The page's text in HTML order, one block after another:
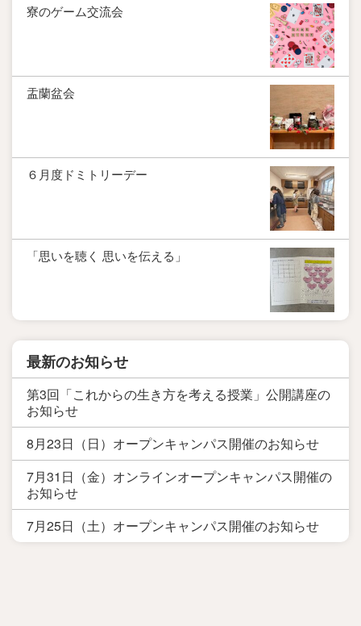
寮のゲーム交流会
盂蘭盆会
６月度ドミトリーデー
「思いを聴く 思いを伝える」
最新のお知らせ
第3回「これからの生き方を考える授業」公開講座の
お知らせ
8月23日（日）オープンキャンパス開催のお知らせ
7月31日（金）オンラインオープンキャンパス開催の
お知らせ
7月25日（土）オープンキャンパス開催のお知らせ